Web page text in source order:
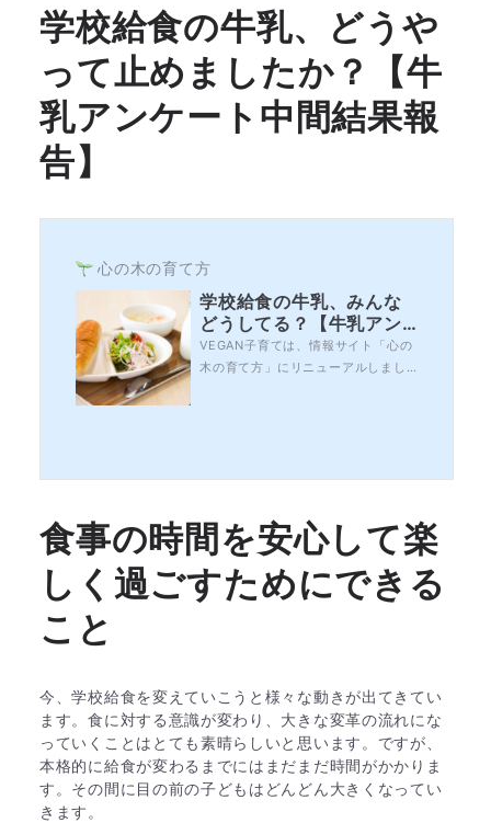
ほしい」という結果となりました。
今回は、アンケ...
学校給食の牛乳、どうや
って止めましたか？【牛
乳アンケート中間結果報
告】
心の木の育て方
学校給食の牛乳、みんな
どうしてる？【牛乳アン
ケート後半結果報告】
VEGAN子育ては、情報サイト「心の
木の育て方」にリニューアルしまし
ありがとうございました。ご回答い
ほしい」という結果となりました。
今回は、アンケ...
食事の時間を安心して楽
しく過ごすためにできる
こと
今、学校給食を変えていこうと様々な動きが出てきてい
ます。食に対する意識が変わり、大きな変革の流れにな
っていくことはとても素晴らしいと思います。ですが、
本格的に給食が変わるまでにはまだまだ時間がかかりま
す。その間に目の前の子どもはどんどん大きくなってい
きます。